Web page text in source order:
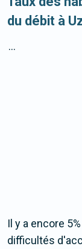
du débit à
...
Il y a encore
difficultés